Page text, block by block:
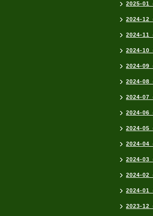
2025-01
2024-12
2024-11
2024-10
2024-09
2024-08
2024-07
2024-06
2024-05
2024-04
2024-03
2024-02
2024-01
2023-12